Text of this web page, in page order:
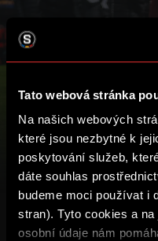
Tato webová stránka
Na našich webových
které jsou nezbytné k
poskytování služeb,
dáte souhlas
budeme moci používat i
stran). Tyto cookies a
osobní údaje nám
DALŠÍ VIDEA